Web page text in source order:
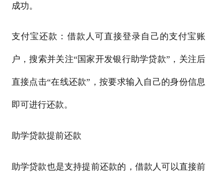
成功。
支付宝还款：借款人可直接登录自己的支付宝账
户，搜索并关注“国家开发银行助学贷款”，关注后
直接点击“在线还款”，按要求输入自己的身份信息
即可进行还款。
助学贷款提前还款
助学贷款也是支持提前还款的，借款人可以直接前